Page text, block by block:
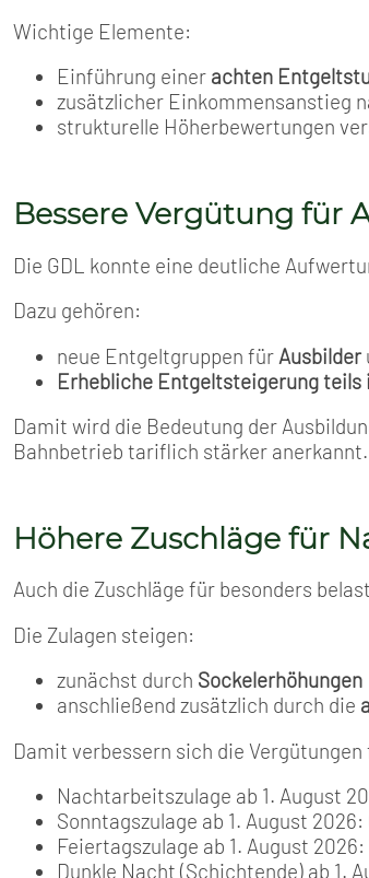
Wichtige Elemente:
Einführung einer achten
zusätzlicher Einkommensanstieg
strukturelle Höherbewertungen
Bessere Vergütung für
Die GDL konnte eine deutliche
Dazu gehören:
neue Entgeltgruppen für Ausbilder
Erhebliche Entgeltsteigerung
Damit wird die Bedeutung der
Bahnbetrieb tariflich stärker anerkannt.
Höhere Zuschläge für
Auch die Zuschläge für besonders
Die Zulagen steigen:
zunächst durch Sockelerhöhungen
anschließend zusätzlich durch die
Damit verbessern sich die
Nachtarbeitszulage ab 1. August
Sonntagszulage ab 1. August
Feiertagszulage ab 1. August
Dunkle Nacht (Schichtende) ab 1.